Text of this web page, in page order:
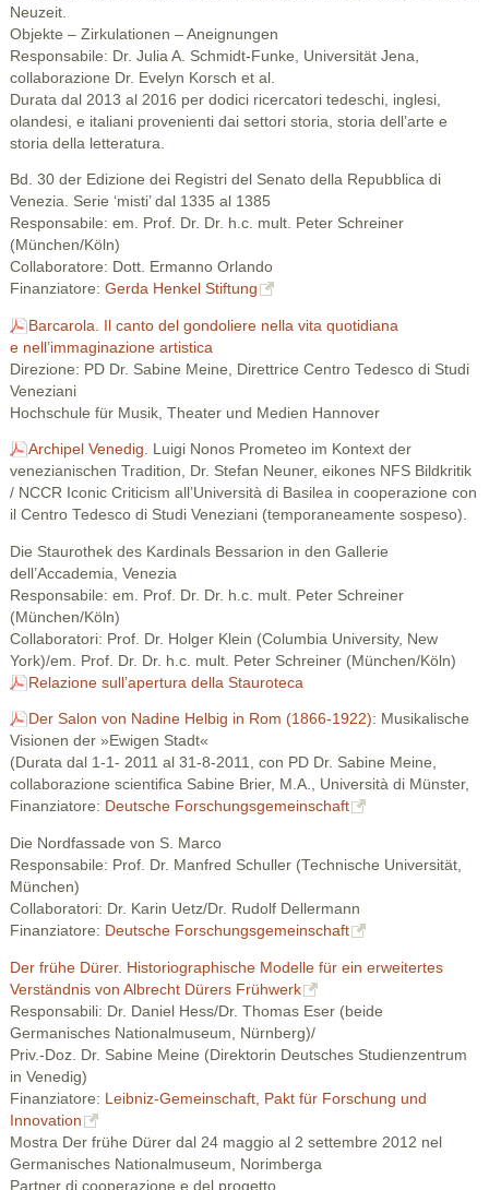
Neuzeit.
Objekte – Zirkulationen – Aneignungen
Responsabile: Dr. Julia A. Schmidt-Funke, Universität Jena,
collaborazione Dr. Evelyn Korsch et al.
Durata dal 2013 al 2016 per dodici ricercatori tedeschi, inglesi,
olandesi, e italiani provenienti dai settori storia, storia dell’arte e
storia della letteratura.
Bd. 30 der Edizione dei Registri del Senato della Repubblica di
Venezia. Serie ‘misti’ dal 1335 al 1385
Responsabile: em. Prof. Dr. Dr. h.c. mult. Peter Schreiner
(München/Köln)
Collaboratore: Dott. Ermanno Orlando
Finanziatore: Gerda Henkel Stiftung
Barcarola. Il canto del gondoliere nella vita quotidiana
e nell’immaginazione artistica
Direzione: PD Dr. Sabine Meine, Direttrice Centro Tedesco di Studi
Veneziani
Hochschule für Musik, Theater und Medien Hannover
Archipel Venedig. Luigi Nonos Prometeo im Kontext der
venezianischen Tradition, Dr. Stefan Neuner, eikones NFS Bildkritik
/ NCCR Iconic Criticism all’Università di Basilea in cooperazione con
il Centro Tedesco di Studi Veneziani (temporaneamente sospeso).
Die Staurothek des Kardinals Bessarion in den Gallerie
dell’Accademia, Venezia
Responsabile: em. Prof. Dr. Dr. h.c. mult. Peter Schreiner
(München/Köln)
Collaboratori: Prof. Dr. Holger Klein (Columbia University, New
York)/em. Prof. Dr. Dr. h.c. mult. Peter Schreiner (München/Köln)
Relazione sull’apertura della Stauroteca
Der Salon von Nadine Helbig in Rom (1866-1922): Musikalische
Visionen der »Ewigen Stadt«
(Durata dal 1-1- 2011 al 31-8-2011, con PD Dr. Sabine Meine,
collaborazione scientifica Sabine Brier, M.A., Università di Münster,
Finanziatore: Deutsche Forschungsgemeinschaft
Die Nordfassade von S. Marco
Responsabile: Prof. Dr. Manfred Schuller (Technische Universität,
München)
Collaboratori: Dr. Karin Uetz/Dr. Rudolf Dellermann
Finanziatore: Deutsche Forschungsgemeinschaft
Der frühe Dürer. Historiographische Modelle für ein erweitertes
Verständnis von Albrecht Dürers Frühwerk
Responsabili: Dr. Daniel Hess/Dr. Thomas Eser (beide
Germanisches Nationalmuseum, Nürnberg)/
Priv.-Doz. Dr. Sabine Meine (Direktorin Deutsches Studienzentrum
in Venedig)
Finanziatore: Leibniz-Gemeinschaft, Pakt für Forschung und
Innovation
Mostra Der frühe Dürer dal 24 maggio al 2 settembre 2012 nel
Germanisches Nationalmuseum, Norimberga
Partner di cooperazione e del progetto